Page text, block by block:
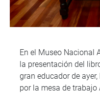
En el Museo Nacional
la presentación del
gran educador de
por la mesa de trabajo